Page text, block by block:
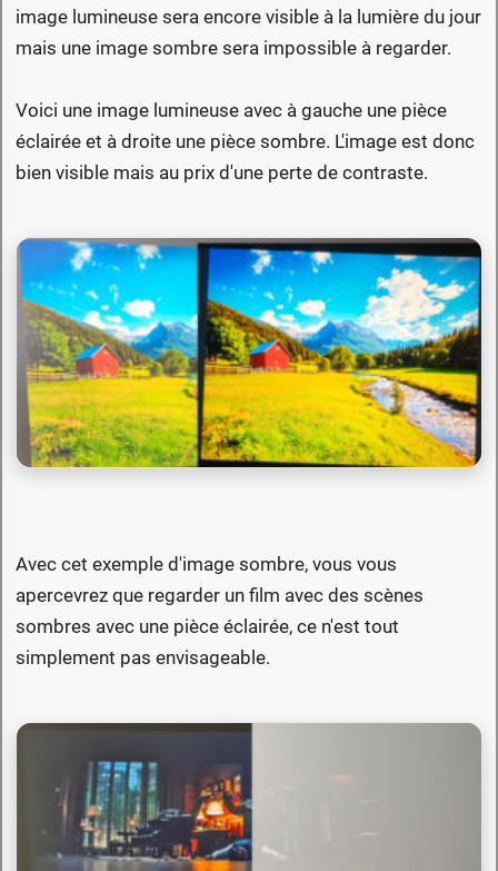
image lumineuse sera encore visible à la lumière du jour
mais une image sombre sera impossible à regarder.
Voici une image lumineuse avec à gauche une pièce
éclairée et à droite une pièce sombre. L'image est donc
bien visible mais au prix d'une perte de contraste.
Avec cet exemple d'image sombre, vous vous
apercevrez que regarder un film avec des scènes
sombres avec une pièce éclairée, ce n'est tout
simplement pas envisageable.